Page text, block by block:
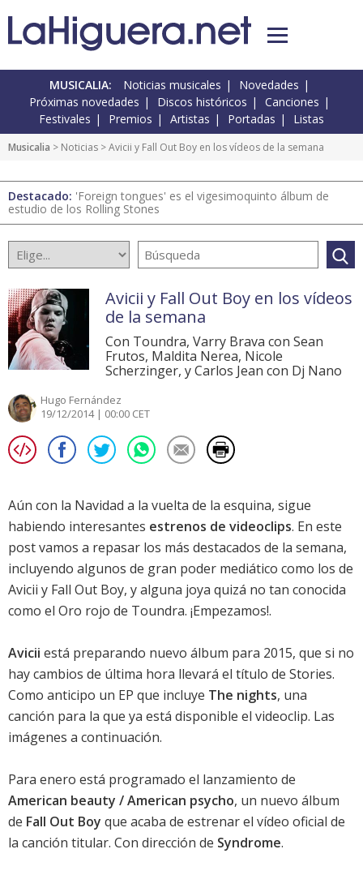
MUSICALIA: Noticias musicales
Novedades
Próximas novedades
Discos históricos
Canciones
Festivales
Premios Artistas Portadas Listas
Musicalia > Noticias > Avicii y Fall Out Boy en los vídeos de la semana
Destacado: 'Foreign tongues' es el vigesimoquinto álbum de
estudio de los Rolling Stones
Avicii y Fall Out Boy en los vídeos
de la semana
Con Toundra, Varry Brava con Sean
Frutos, Maldita Nerea, Nicole
Scherzinger, y Carlos Jean con Dj Nano
Hugo Fernández
19/12/2014 | 00:00 CET
Aún con la Navidad a la vuelta de la esquina, sigue
habiendo interesantes estrenos de videoclips. En este
post vamos a repasar los más destacados de la semana,
incluyendo algunos de gran poder mediático como los de
Avicii y Fall Out Boy, y alguna joya quizá no tan conocida
como el Oro rojo de Toundra. ¡Empezamos!.
Avicii está preparando nuevo álbum para 2015, que si no
hay cambios de última hora llevará el título de Stories.
Como anticipo un EP que incluye The nights, una
canción para la que ya está disponible el videoclip. Las
imágenes a continuación.
Para enero está programado el lanzamiento de
American beauty / American psycho, un nuevo álbum
de Fall Out Boy que acaba de estrenar el vídeo oficial de
la canción titular. Con dirección de Syndrome.